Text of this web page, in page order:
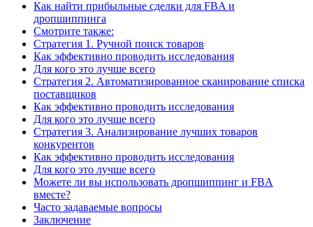
Как найти прибыльные сделки для FBA и
дропшиппинга
Смотрите также:
Стратегия 1. Ручной поиск товаров
Как эффективно проводить исследования
Для кого это лучше всего
Стратегия 2. Автоматизированное сканирование списка
поставщиков
Как эффективно проводить исследования
Для кого это лучше всего
Стратегия 3. Анализирование лучших товаров
конкурентов
Как эффективно проводить исследования
Для кого это лучше всего
Можете ли вы использовать дропшиппинг и FBA
вместе?
Часто задаваемые вопросы
Заключение